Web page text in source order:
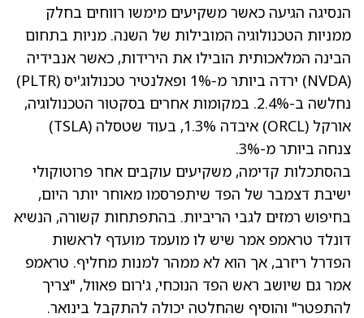
הנסיגה הגיעה כאשר משקיעים מימשו רווחים בחלק
ממניות הטכנולוגיה המובילות של השנה. מניות בתחום
הבינה המלאכותית הובילו את הירידות, כאשר אנבידיה
(NVDA)
ירדה ביותר מ-1% ופאלנטיר טכנולוג'יס
(PLTR)
נחלשה ב-2.4%. במקומות אחרים בסקטור הטכנולוגיה,
אורקל (ORCL) איבדה 1.3%, בעוד שטסלה
(TSLA)
צנחה ביותר מ-3%.
בהסתכלות קדימה, משקיעים עוקבים אחר פרוטוקולי
ישיבת דצמבר של הפד שיתפרסמו מאוחר יותר היום,
בחיפוש רמזים לגבי הריביות. בהתפתחות קשורה, הנשיא
דונלד טראמפ אמר שיש לו מועמד מועדף לראשות
הפדרל ריזרב, אך הוא לא ממהר למנות מחליף. טראמפ
אמר גם שיושב ראש הפד הנוכחי, ג'רום פאוול, "צריך
להתפטר" והוסיף שהחלטה יכולה להתקבל בינואר.